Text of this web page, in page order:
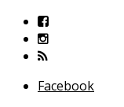
Facebook